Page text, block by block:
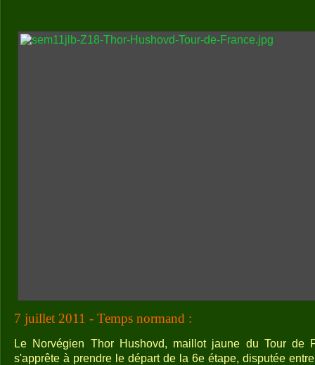
7 juillet 2011 - Temps normand :
Le Norvégien Thor Hushovd, maillot jaune du Tour de
s'apprête à prendre le départ de la 6e étape, disputée